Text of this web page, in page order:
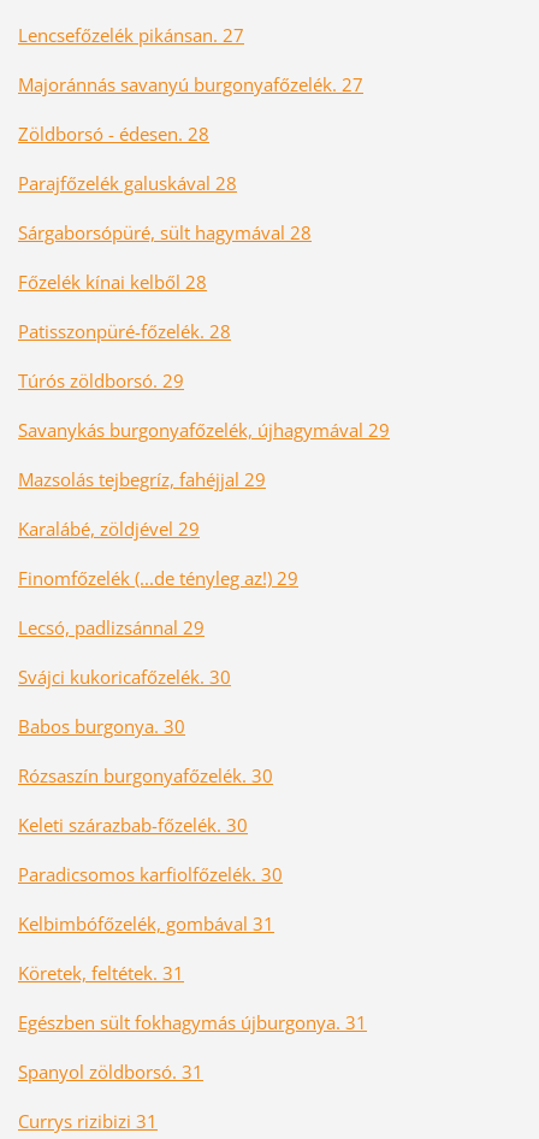
Lencsefőzelék pikánsan. 27
Majoránnás savanyú burgonyafőzelék. 27
Zöldborsó - édesen. 28
Parajfőzelék galuskával 28
Sárgaborsópüré, sült hagymával 28
Főzelék kínai kelből 28
Patisszonpüré-főzelék. 28
Túrós zöldborsó. 29
Savanykás burgonyafőzelék, újhagymával 29
Mazsolás tejbegríz, fahéjjal 29
Karalábé, zöldjével 29
Finomfőzelék (...de tényleg az!) 29
Lecsó, padlizsánnal 29
Svájci kukoricafőzelék. 30
Babos burgonya. 30
Rózsaszín burgonyafőzelék. 30
Keleti szárazbab-főzelék. 30
Paradicsomos karfiolfőzelék. 30
Kelbimbófőzelék, gombával 31
Köretek, feltétek. 31
Egészben sült fokhagymás újburgonya. 31
Spanyol zöldborsó. 31
Currys rizibizi 31